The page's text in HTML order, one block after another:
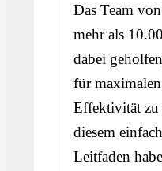
Das Team
mehr als
dabei
für
Effektivität
diesem
Leitfaden